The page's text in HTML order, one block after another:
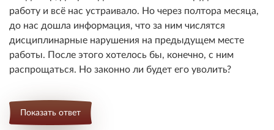
работу и всё нас устраивало. Но через полтора месяца,
до нас дошла информация, что за ним числятся
дисциплинарные нарушения на предыдущем месте
работы. После этого хотелось бы, конечно, с ним
распрощаться. Но законно ли будет его уволить?
Показать ответ